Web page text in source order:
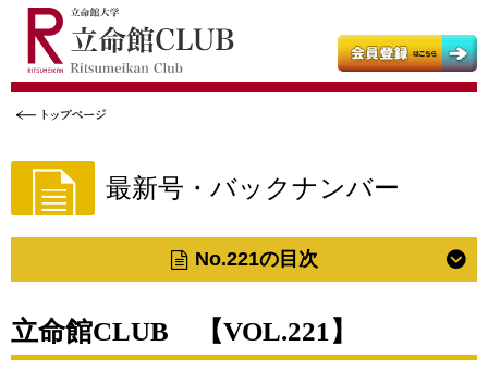
立命館大学 立命館大学父母教育後援会
最新号・バックナンバー
No.221の目次
立命館CLUB 【VOL.221】